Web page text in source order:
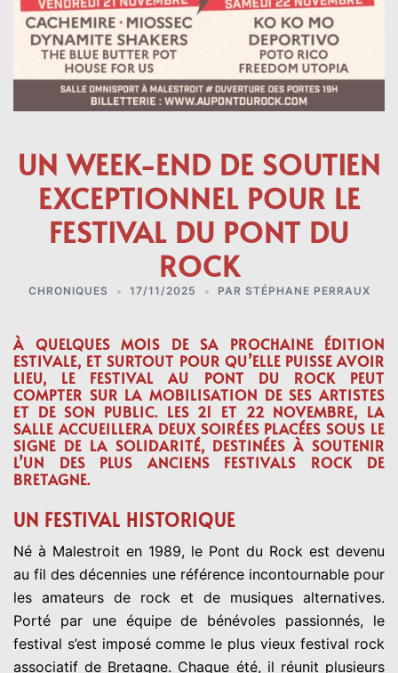
UN WEEK-END DE SOUTIEN
EXCEPTIONNEL POUR LE
FESTIVAL DU PONT DU
ROCK
CHRONIQUES 17/11/2025 PAR STÉPHANE PERRAUX
À QUELQUES MOIS DE SA PROCHAINE ÉDITION
ESTIVALE, ET SURTOUT POUR QU’ELLE PUISSE AVOIR
LIEU, LE FESTIVAL AU PONT DU ROCK PEUT
COMPTER SUR LA MOBILISATION DE SES ARTISTES
ET DE SON PUBLIC. LES 21 ET 22 NOVEMBRE, LA
SALLE ACCUEILLERA DEUX SOIRÉES PLACÉES SOUS LE
SIGNE DE LA SOLIDARITÉ, DESTINÉES À SOUTENIR
L’UN DES PLUS ANCIENS FESTIVALS ROCK DE
BRETAGNE.
UN FESTIVAL HISTORIQUE
Né à Malestroit en 1989, le Pont du Rock est devenu
au fil des décennies une référence incontournable pour
les amateurs de rock et de musiques alternatives.
Porté par une équipe de bénévoles passionnés, le
festival s’est imposé comme le plus vieux festival rock
associatif de Bretagne. Chaque été, il réunit plusieurs